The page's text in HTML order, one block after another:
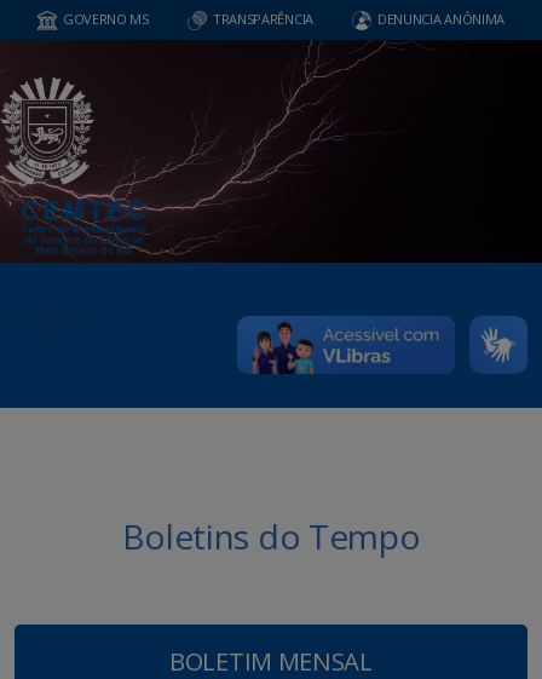
GOVERNO MS TRANSPARÊNCIA DENUNCIA ANÔNIMA
Boletins do Tempo
BOLETIM MENSAL